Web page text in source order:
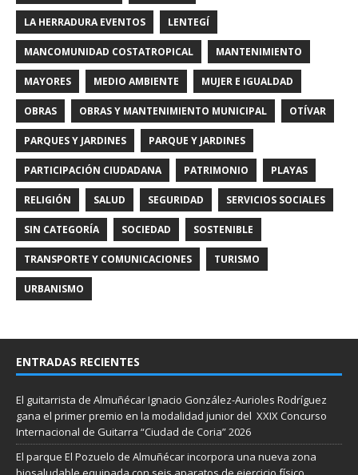
LA HERRADURA EVENTOS LENTEGÍ
MANCOMUNIDAD COSTATROPICAL MANTENIMIENTO
MAYORES MEDIO AMBIENTE MUJER E IGUALDAD
OBRAS OBRAS Y MANTENIMIENTO MUNICIPAL OTÍVAR
PARQUES Y JARDINES PARQUE Y JARDINES
PARTICIPACIÓN CIUDADANA PATRIMONIO PLAYAS
RELIGIÓN SALUD SEGURIDAD SERVICIOS SOCIALES
SIN CATEGORÍA SOCIEDAD SOSTENIBLE
TRANSPORTE Y COMUNICACIONES TURISMO
URBANISMO
ENTRADAS RECIENTES
El guitarrista de Almuñécar Ignacio González-Aurioles Rodríguez
gana el primer premio en la modalidad junior del XXIX Concurso
Internacional de Guitarra “Ciudad de Coria” 2026
El parque El Pozuelo de Almuñécar incorpora una nueva zona